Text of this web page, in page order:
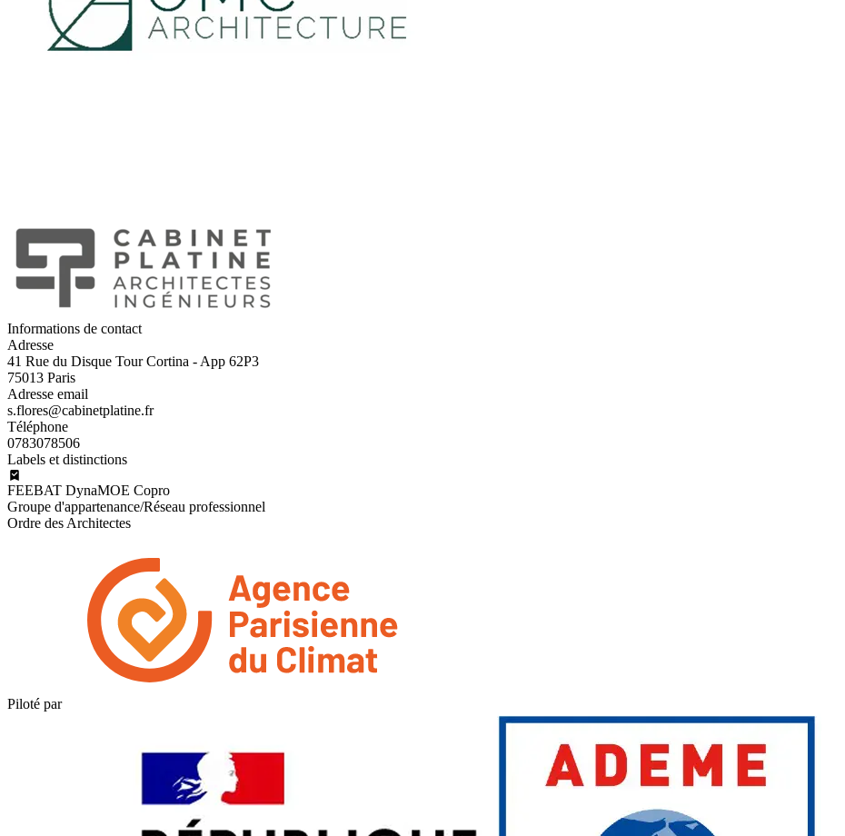
Informations de contact
Adresse
41 Rue du Disque Tour Cortina - App 62P3
75013 Paris
Adresse email
s.flores@cabinetplatine.fr
Téléphone
0783078506
Labels et distinctions
FEEBAT DynaMOE Copro
Groupe d'appartenance/Réseau professionnel
Ordre des Architectes
Piloté par